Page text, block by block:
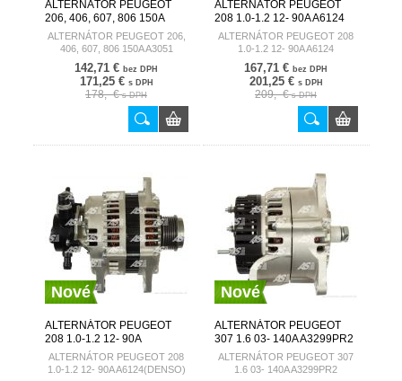
ALTERNÁTOR PEUGEOT
206, 406, 607, 806 150A
A3051 AUTOSTARTER
ALTERNÁTOR PEUGEOT 206,
406, 607, 806 150A A3051
142,71 € bez DPH
171,25 € s DPH
178,- €s DPH
ALTERNÁTOR PEUGEOT
208 1.0-1.2 12- 90A A6124
AUTOSTARTER
ALTERNÁTOR PEUGEOT 208
1.0-1.2 12- 90A A6124
167,71 € bez DPH
201,25 € s DPH
209,- €s DPH
Nové
ALTERNÁTOR PEUGEOT
208 1.0-1.2 12- 90A
A6124(DENSO)
AUTOSTARTER
ALTERNÁTOR PEUGEOT 208
1.0-1.2 12- 90A A6124(DENSO)
Nové
ALTERNÁTOR PEUGEOT
307 1.6 03- 140A A3299PR2
AUTOSTARTER
ALTERNÁTOR PEUGEOT 307
1.6 03- 140A A3299PR2